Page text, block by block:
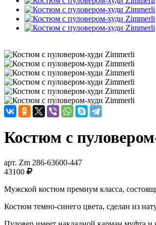
Костюм с
арт. Zm 286-63600-447
43100
Мужской костюм премиум класса,
Костюм темно-синего цвета, сделан из